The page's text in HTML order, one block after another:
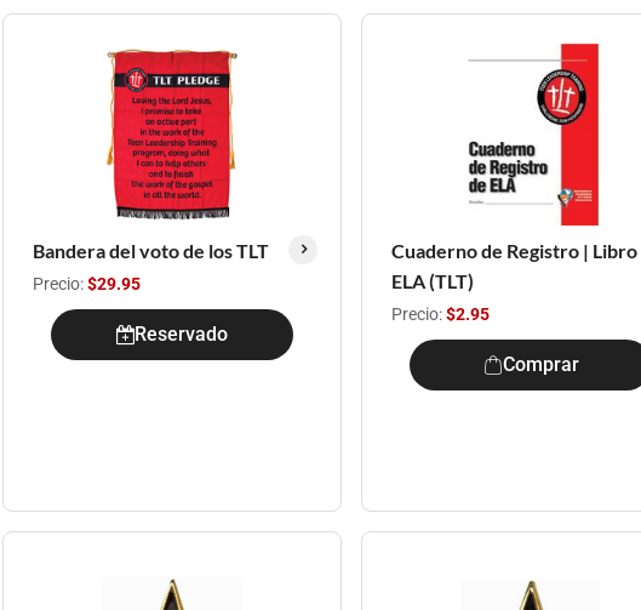
Bandera del voto de los TLT
Precio:$29.95
Reservado
Cuaderno de Registro | Libro
ELA (TLT)
Precio:$2.95
Comprar